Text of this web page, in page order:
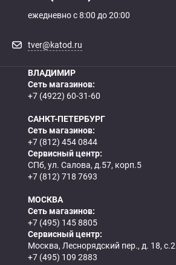
ежедневно с 8:00 до 20:00
tver@katod.ru
ВЛАДИМИР
Сеть магазинов:
+7 (4922) 60-31-60
САНКТ-ПЕТЕРБУРГ
Сеть магазинов:
+7 (812) 454 0844
Сервисный центр:
СПб, ул. Салова, д.57, корп.5
+7 (812) 718 7693
МОСКВА
Сеть магазинов:
+7 (495) 145 8805
Сервисный центр:
Москва, Леснорядский пер., д. 18, с.2
+7 (495) 109 2883